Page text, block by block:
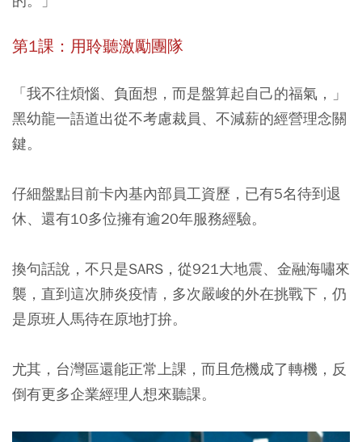
第1課：用聆聽激勵團隊
「我不往煩惱、負面想，而是盤算起自己的福氣，」
黑幼龍一語道出從不考慮裁員、不減薪的經營理念關
鍵。
仔細盤點目前卡內基內部員工資歷，已有5名待到退
休、還有10多位擁有逾20年服務經驗。
換句話說，不只是SARS，從921大地震、金融海嘯來
襲，直到這次肺炎疫情，多次嚴峻的外在挑戰下，仍
是原班人馬待在原地打拚。
尤其，台灣區還能正常上課，而且危機成了轉機，反
倒有更多企業經理人想來聽課。